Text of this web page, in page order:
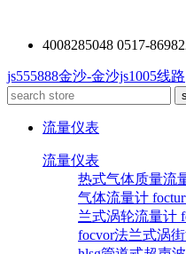
4008285048 0517-
js555888金沙-金沙js1005线路
流量仪表
流量仪表
热式气体质量流
气体流量计
兰式涡轮流量计
focvor法兰式涡